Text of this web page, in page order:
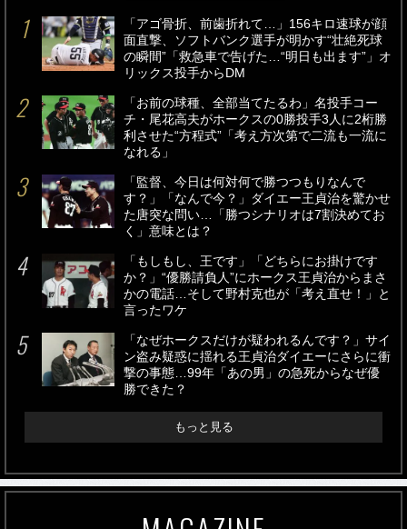
「アゴ骨折、前歯折れて…」156キロ速球が顔
面直撃、ソフトバンク選手が明かす“壮絶死球
の瞬間”「救急車で告げた…“明日も出ます”」オ
リックス投手からDM
「お前の球種、全部当てたるわ」名投手コー
チ・尾花高夫がホークスの0勝投手3人に2桁勝
利させた“方程式”「考え方次第で二流も一流に
なれる」
「監督、今日は何対何で勝つつもりなんで
す？」「なんで今？」ダイエー王貞治を驚かせ
た唐突な問い…「勝つシナリオは7割決めてお
く」意味とは？
「もしもし、王です」「どちらにお掛けです
か？」“優勝請負人”にホークス王貞治からまさ
かの電話…そして野村克也が「考え直せ！」と
言ったワケ
「なぜホークスだけが疑われるんです？」サイ
ン盗み疑惑に揺れる王貞治ダイエーにさらに衝
撃の事態…99年「あの男」の急死からなぜ優
勝できた？
もっと見る